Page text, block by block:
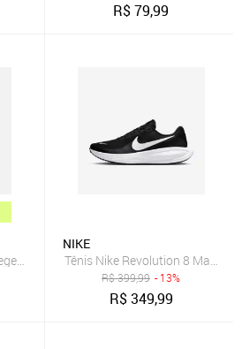
R$79,99
Masculina
NIKE
Tênis Nike Revolution 8
R$399,99 - 13%
R$349,99